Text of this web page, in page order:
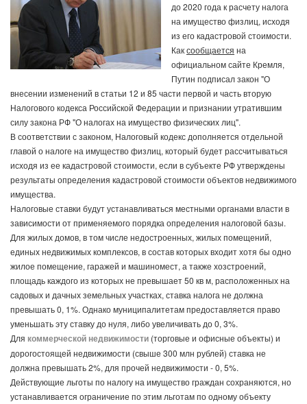
до 2020 года к расчету налога
на имущество физлиц, исходя
из его кадастровой стоимости.
Каксообщается на
официальном сайте Кремля,
Путин подписал закон "О
внесении изменений в статьи 12 и 85 части первой и часть вторую
Налогового кодекса Российской Федерации и признании утратившим
силу закона РФ "О налогах на имущество физических лиц".
В соответствии с законом, Налоговый кодекс дополняется отдельной
главой о налоге на имущество физлиц, который будет рассчитываться
исходя из ее кадастровой стоимости, если в субъекте РФ утверждены
результаты определения кадастровой стоимости объектов недвижимого
имущества.
Налоговые ставки будут устанавливаться местными органами власти в
зависимости от применяемого порядка определения налоговой базы.
Для жилых домов, в том числе недостроенных, жилых помещений,
единых недвижимых комплексов, в состав которых входит хотя бы одно
жилое помещение, гаражей и машиномест, а также хозстроений,
площадь каждого из которых не превышает 50 кв м, расположенных на
садовых и дачных земельных участках, ставка налога не должна
превышать 0, 1%. Однако муниципалитетам предоставляется право
уменьшать эту ставку до нуля, либо увеличивать до 0, 3%.
Для коммерческой недвижимости (торговые и офисные объекты) и
дорогостоящей недвижимости (свыше 300 млн рублей) ставка не
должна превышать 2%, для прочей недвижимости - 0, 5%.
Действующие льготы по налогу на имущество граждан сохраняются, но
устанавливается ограничение по этим льготам по одному объекту